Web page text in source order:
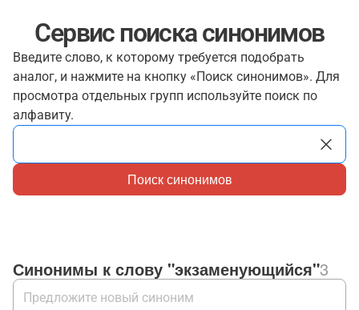
Сервис поиска синонимов
Введите слово, к которому требуется подобрать
аналог, и нажмите на кнопку «Поиск синонимов». Для
просмотра отдельных групп используйте поиск по
алфавиту.
Поиск синонимов
Синонимы к слову "экзаменующийся"3